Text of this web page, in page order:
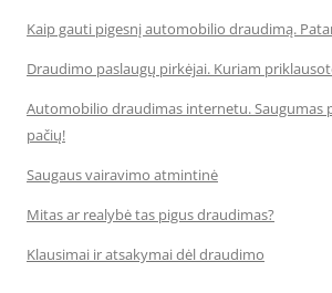
Kaip gauti pigesnį automobilio draudimą.
Draudimo paslaugų pirkėjai. Kuriam
Automobilio draudimas internetu. Saugumas
pačių!
Saugaus vairavimo atmintinė
Mitas ar realybė tas pigus draudimas?
Klausimai ir atsakymai dėl draudimo